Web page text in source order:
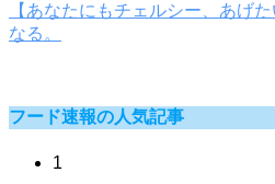
【あなたにもチェルシー、あげ
なる。
フード速報の人気記事
1